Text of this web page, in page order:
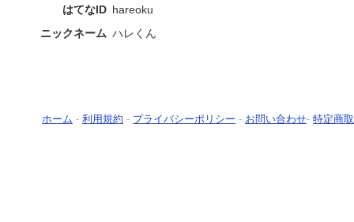
はてなID hareoku
ニックネーム ハレくん
ホーム - 利用規約 - プライバシーポリシー - お問い合わせ- 特定商